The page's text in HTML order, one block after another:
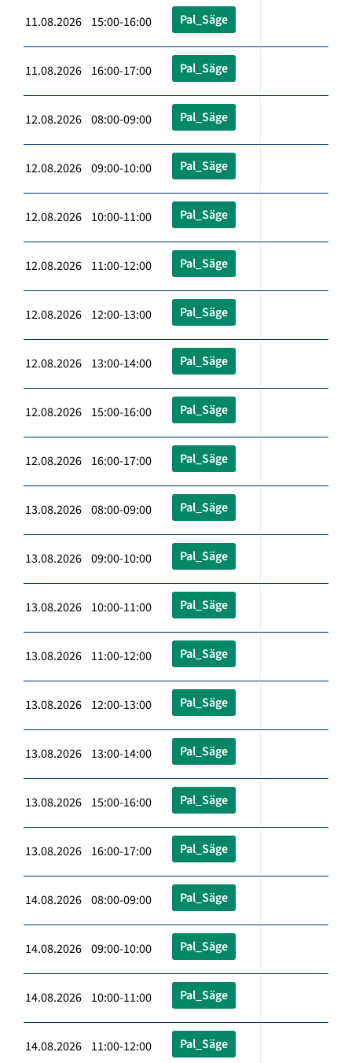
11.08.2026 15:00-16:00 Pal_Säge
11.08.2026 16:00-17:00 Pal_Säge
12.08.2026 08:00-09:00 Pal_Säge
12.08.2026 09:00-10:00 Pal_Säge
12.08.2026 10:00-11:00 Pal_Säge
12.08.2026 11:00-12:00 Pal_Säge
12.08.2026 12:00-13:00 Pal_Säge
12.08.2026 13:00-14:00 Pal_Säge
12.08.2026 15:00-16:00 Pal_Säge
12.08.2026 16:00-17:00 Pal_Säge
13.08.2026 08:00-09:00 Pal_Säge
13.08.2026 09:00-10:00 Pal_Säge
13.08.2026 10:00-11:00 Pal_Säge
13.08.2026 11:00-12:00 Pal_Säge
13.08.2026 12:00-13:00 Pal_Säge
13.08.2026 13:00-14:00 Pal_Säge
13.08.2026 15:00-16:00 Pal_Säge
13.08.2026 16:00-17:00 Pal_Säge
14.08.2026 08:00-09:00 Pal_Säge
14.08.2026 09:00-10:00 Pal_Säge
14.08.2026 10:00-11:00 Pal_Säge
14.08.2026 11:00-12:00 Pal_Säge